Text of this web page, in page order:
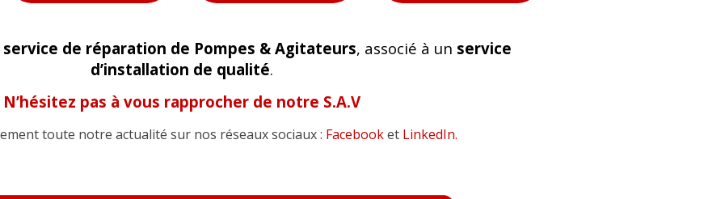
service de réparation de Pompes & Agitateurs, associé à un service
d’installation de qualité.
N’hésitez pas à vous rapprocher de notre S.A.V
toute notre actualité sur nos réseaux sociaux : Facebooket LinkedIn.